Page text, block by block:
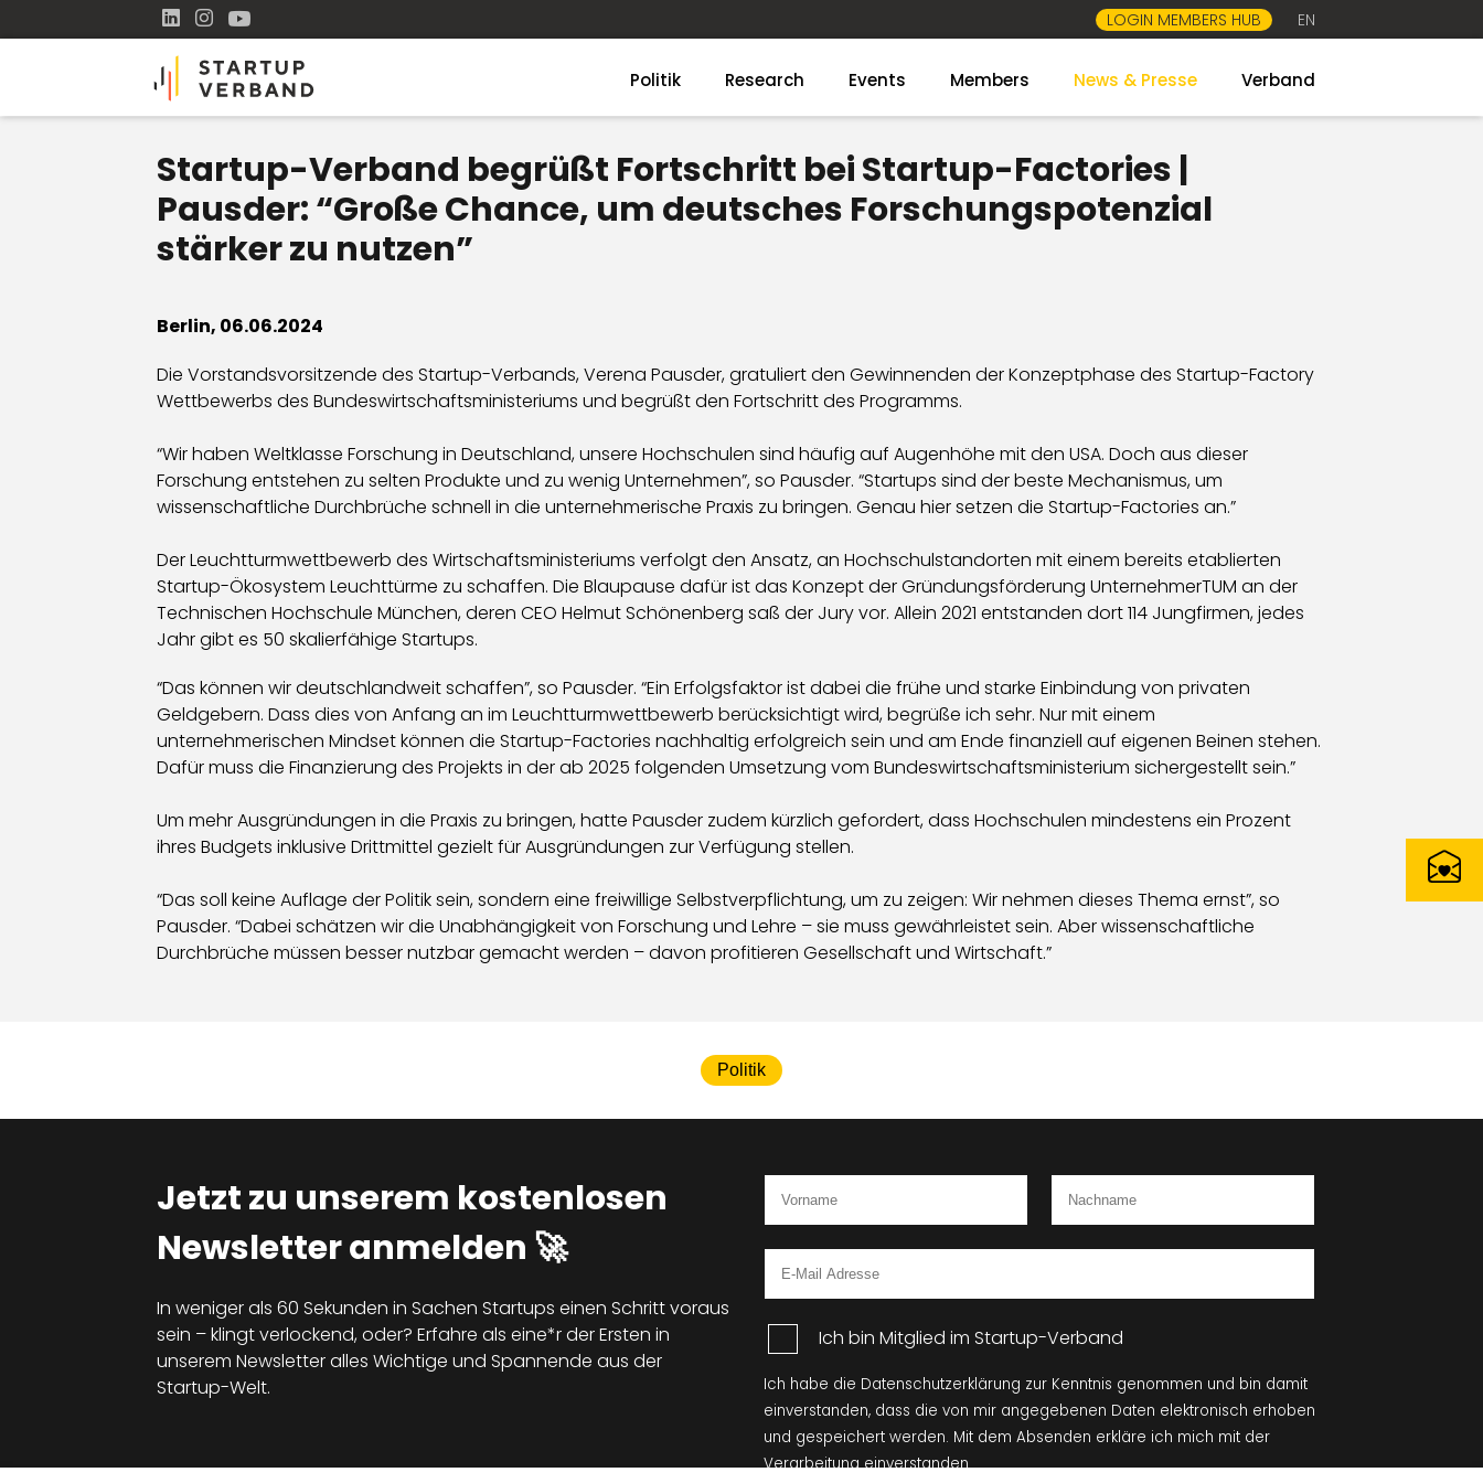
LOGIN MEMBERS HUB EN
Politik Research Events Members News & Presse Verband
Startup-Verband begrüßt Fortschritt bei Startup-Factories |
Pausder: “Große Chance, um deutsches Forschungspotenzial
stärker zu nutzen”
Berlin, 06.06.2024
Die Vorstandsvorsitzende des Startup-Verbands, Verena Pausder, gratuliert den Gewinnenden der Konzeptphase des Startup-Factory
Wettbewerbs des Bundeswirtschaftsministeriums und begrüßt den Fortschritt des Programms.
“Wir haben Weltklasse Forschung in Deutschland, unsere Hochschulen sind häufig auf Augenhöhe mit den USA. Doch aus dieser
Forschung entstehen zu selten Produkte und zu wenig Unternehmen”, so Pausder. “Startups sind der beste Mechanismus, um
wissenschaftliche Durchbrüche schnell in die unternehmerische Praxis zu bringen. Genau hier setzen die Startup-Factories an.”
Der Leuchtturmwettbewerb des Wirtschaftsministeriums verfolgt den Ansatz, an Hochschulstandorten mit einem bereits etablierten
Startup-Ökosystem Leuchttürme zu schaffen. Die Blaupause dafür ist das Konzept der Gründungsförderung UnternehmerTUM an der
Technischen Hochschule München, deren CEO Helmut Schönenberg saß der Jury vor. Allein 2021 entstanden dort 114 Jungfirmen, jedes
Jahr gibt es 50 skalierfähige Startups.
“Das können wir deutschlandweit schaffen”, so Pausder. “Ein Erfolgsfaktor ist dabei die frühe und starke Einbindung von privaten
Geldgebern. Dass dies von Anfang an im Leuchtturmwettbewerb berücksichtigt wird, begrüße ich sehr. Nur mit einem
unternehmerischen Mindset können die Startup-Factories nachhaltig erfolgreich sein und am Ende finanziell auf eigenen Beinen stehen.
Dafür muss die Finanzierung des Projekts in der ab 2025 folgenden Umsetzung vom Bundeswirtschaftsministerium sichergestellt sein.”
Um mehr Ausgründungen in die Praxis zu bringen, hatte Pausder zudem kürzlich gefordert, dass Hochschulen mindestens ein Prozent
ihres Budgets inklusive Drittmittel gezielt für Ausgründungen zur Verfügung stellen.
“Das soll keine Auflage der Politik sein, sondern eine freiwillige Selbstverpflichtung, um zu zeigen: Wir nehmen dieses Thema ernst”, so
Pausder. “Dabei schätzen wir die Unabhängigkeit von Forschung und Lehre – sie muss gewährleistet sein. Aber wissenschaftliche
Durchbrüche müssen besser nutzbar gemacht werden – davon profitieren Gesellschaft und Wirtschaft.”
Politik
Jetzt zu unserem kostenlosen
Newsletter anmelden 🚀
In weniger als 60 Sekunden in Sachen Startups einen Schritt voraus
sein – klingt verlockend, oder? Erfahre als eine*r der Ersten in
unserem Newsletter alles Wichtige und Spannende aus der
Startup-Welt.
Ich bin Mitglied im Startup-Verband
Ich habe die Datenschutzerklärung zur Kenntnis genommen und bin damit
einverstanden, dass die von mir angegebenen Daten elektronisch erhoben
und gespeichert werden. Mit dem Absenden erkläre ich mich mit der
Verarbeitung einverstanden.